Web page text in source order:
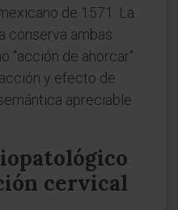
de 1571. La
conserva ambas
"acción de ahorcar"
y efecto de
apreciable
cervical